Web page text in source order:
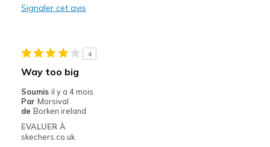
Casual Wear
Width
Sizing
View On Shoes
Signaler cet avis
4
Way too big
Soumis il y a 4 mois
Par Morsival
de Borken ireland
EVALUER À
skechers.co.uk